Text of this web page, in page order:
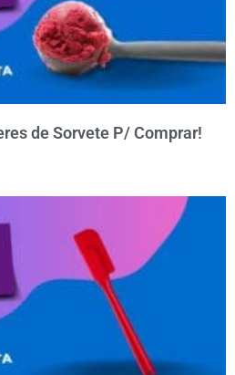
de Sorvete P/ Comprar!